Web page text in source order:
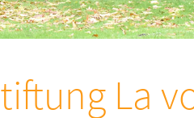
La